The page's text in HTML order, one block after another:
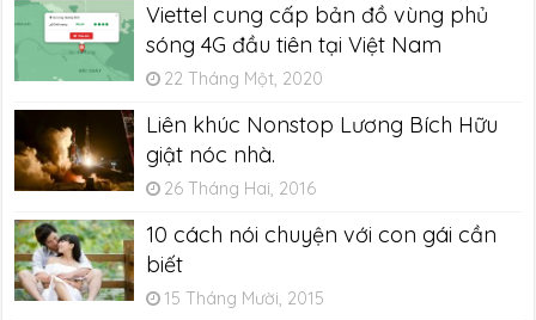
Viettel cung cấp bản đồ vùng phủ
sóng 4G đầu tiên tại Việt Nam
22 Tháng Một, 2020
Liên khúc Nonstop Lương Bích Hữu
giật nóc nhà.
26 Tháng Hai, 2016
10 cách nói chuyện với con gái cần
biết
15 Tháng Mười, 2015